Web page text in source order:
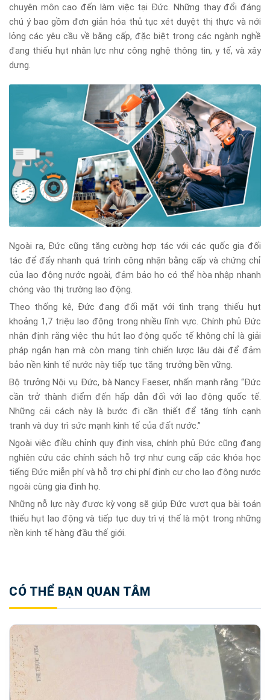
chuyên môn cao đến làm việc tại Đức. Những thay đổi đáng
chú ý bao gồm đơn giản hóa thủ tục xét duyệt thị thực và nới
lỏng các yêu cầu về bằng cấp, đặc biệt trong các ngành nghề
đang thiếu hụt nhân lực như công nghệ thông tin, y tế, và xây
dựng.
Ngoài ra, Đức cũng tăng cường hợp tác với các quốc gia đối
tác để đẩy nhanh quá trình công nhận bằng cấp và chứng chỉ
của lao động nước ngoài, đảm bảo họ có thể hòa nhập nhanh
chóng vào thị trường lao động.
Theo thống kê, Đức đang đối mặt với tình trạng thiếu hụt
khoảng 1,7 triệu lao động trong nhiều lĩnh vực. Chính phủ Đức
nhận định rằng việc thu hút lao động quốc tế không chỉ là giải
pháp ngắn hạn mà còn mang tính chiến lược lâu dài để đảm
bảo nền kinh tế nước này tiếp tục tăng trưởng bền vững.
Bộ trưởng Nội vụ Đức, bà Nancy Faeser, nhấn mạnh rằng “Đức
cần trở thành điểm đến hấp dẫn đối với lao động quốc tế.
Những cải cách này là bước đi cần thiết để tăng tính cạnh
tranh và duy trì sức mạnh kinh tế của đất nước.”
Ngoài việc điều chỉnh quy định visa, chính phủ Đức cũng đang
nghiên cứu các chính sách hỗ trợ như cung cấp các khóa học
tiếng Đức miễn phí và hỗ trợ chi phí định cư cho lao động nước
ngoài cùng gia đình họ.
Những nỗ lực này được kỳ vọng sẽ giúp Đức vượt qua bài toán
thiếu hụt lao động và tiếp tục duy trì vị thế là một trong những
nền kinh tế hàng đầu thế giới.
CÓ THỂ BẠN QUAN TÂM